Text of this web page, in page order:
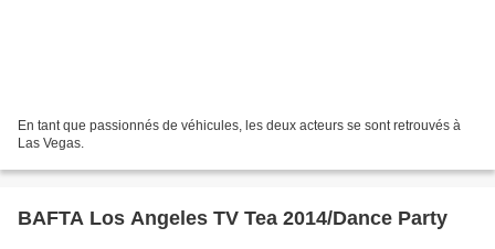
En tant que passionnés de véhicules, les deux acteurs se sont retrouvés à
Las Vegas.
BAFTA Los Angeles TV Tea 2014/Dance Party